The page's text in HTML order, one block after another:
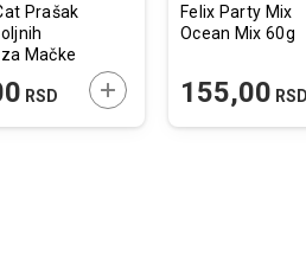
Prašak
Mačke
RSD DODAJTE U KORPU
Felix Party Mix
Ocean Mix 60g
155,00 RSD